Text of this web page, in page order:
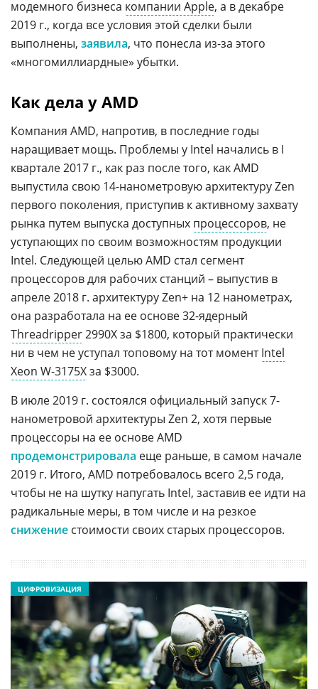
модемного бизнеса компании Apple, а в декабре
2019 г., когда все условия этой сделки были
выполнены, заявила, что понесла из-за этого
«многомиллиардные» убытки.
Как дела у AMD
Компания AMD, напротив, в последние годы
наращивает мощь. Проблемы у Intel начались в I
квартале 2017 г., как раз после того, как AMD
выпустила свою 14-нанометровую архитектуру Zen
первого поколения, приступив к активному захвату
рынка путем выпуска доступных процессоров, не
уступающих по своим возможностям продукции
Intel. Следующей целью AMD стал сегмент
процессоров для рабочих станций – выпустив в
апреле 2018 г. архитектуру Zen+ на 12 нанометрах,
она разработала на ее основе 32-ядерный
Threadripper2990X за $1800, который практически
ни в чем не уступал топовому на тот моментIntel
Xeon W-3175Xза $3000.
В июле 2019 г. состоялся официальный запуск 7-
нанометровой архитектуры Zen 2, хотя первые
процессоры на ее основе AMD
продемонстрировала еще раньше, в самом начале
2019 г. Итого, AMD потребовалось всего 2,5 года,
чтобы не на шутку напугать Intel, заставив ее идти на
радикальные меры, в том числе и на резкое
снижение стоимости своих старых процессоров.
ЦИФРОВИЗАЦИЯ